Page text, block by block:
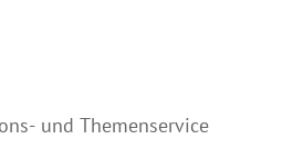
und Themenservice